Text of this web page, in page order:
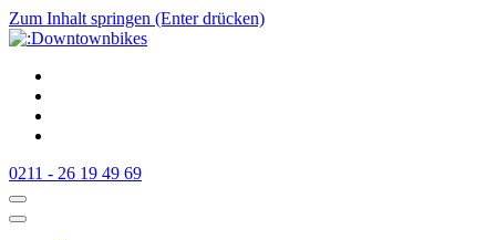
Zum Inhalt springen (Enter drücken)
:Downtownbikes
Der Fahrradladen in Düsseldorf am Hauptbahnhof
0211 - 26 19 49 69